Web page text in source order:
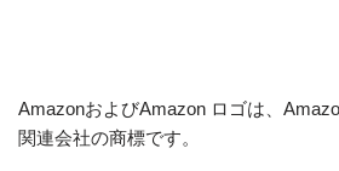
AmazonおよびAmazon ロゴは、
関連会社の商標です。